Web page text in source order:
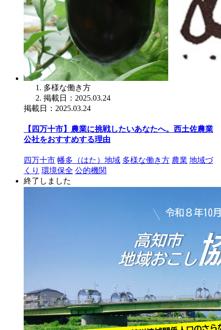
多様な働き方
掲載日：2025.03.24
掲載日：2025.03.24
【四万十市】農業に挑戦したいあなたへ。西土佐農業
公社をおすすめする理由
四万十市 幡多（はた）地域 多様な働き方 農業 地域づ
くり 環境保全 公的機関
終了しました